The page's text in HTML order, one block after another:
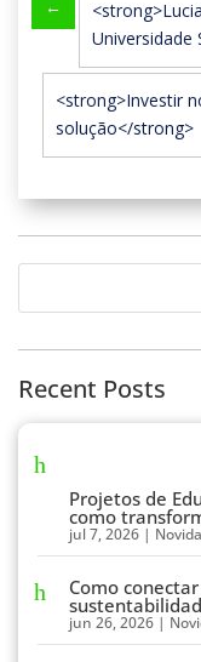
←
Universidade
<strong>Investir
solução</strong>
Recent Posts
Projetos de
como
jul 7, 2026 |
Como
jun 26, 2026 |